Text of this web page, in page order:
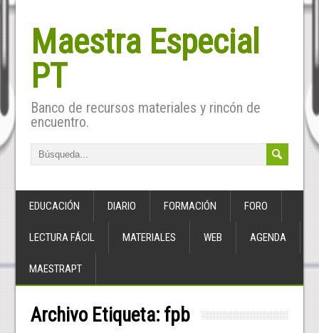
Maestra Especial
PT
Banco de recursos materiales y rincón de
encuentro.
EDUCACIÓN DIARIO FORMACIÓN FORO
LECTURA FÁCIL MATERIALES WEB AGENDA
MAESTRAPT
Archivo Etiqueta: fpb